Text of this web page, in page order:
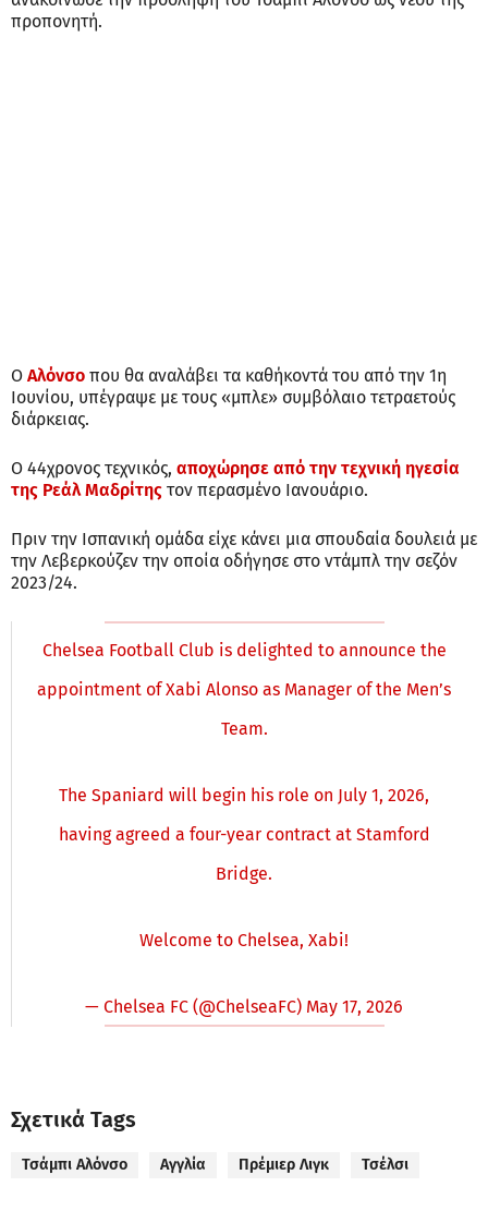
προπονητή.
Ο Αλόνσο που θα αναλάβει τα καθήκοντά του από την 1η
Ιουνίου, υπέγραψε με τους «μπλε» συμβόλαιο τετραετούς
διάρκειας.
Ο 44χρονος τεχνικός, αποχώρησε από την τεχνική ηγεσία
της Ρεάλ Μαδρίτης τον περασμένο Ιανουάριο.
Πριν την Ισπανική ομάδα είχε κάνει μια σπουδαία δουλειά με
την Λεβερκούζεν την οποία οδήγησε στο ντάμπλ την σεζόν
2023/24.
Chelsea Football Club is delighted to announce the
appointment of Xabi Alonso as Manager of the Men’s
Team.
The Spaniard will begin his role on July 1, 2026,
having agreed a four-year contract at Stamford
Bridge.
Welcome to Chelsea, Xabi!
— Chelsea FC (@ChelseaFC) May 17, 2026
Σχετικά Tags
Τσάμπι Αλόνσο Αγγλία Πρέμιερ Λιγκ Τσέλσι